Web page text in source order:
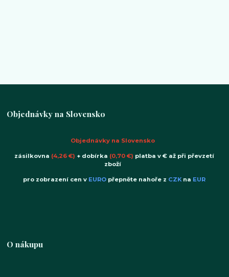
Objednávky na Slovensko
Objednávky na Slovensko
zásilkovna (4,26 €) + dobírka (0,70 €) platba v € až při převzetí
zboží
pro zobrazení cen v EURO přepněte nahoře z CZKna EUR
O nákupu